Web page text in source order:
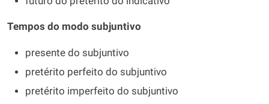
Tempos do modo subjuntivo
presente do subjuntivo
pretérito perfeito do subjuntivo
pretérito imperfeito do subjuntivo